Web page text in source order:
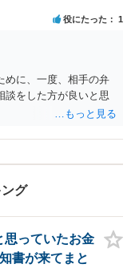
役にたった 1
めに、一度、相手の弁
談をした方が良いと思
グ
思っていたお金
書が来てまと